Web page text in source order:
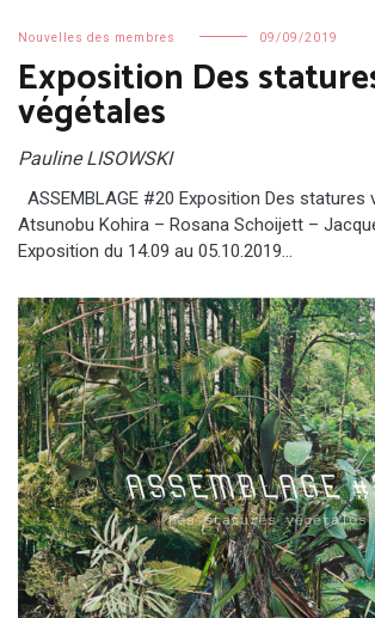
Nouvelles des membres 09/09/2019
Exposition Des
végétales
Pauline LISOWSKI
ASSEMBLAGE #20 Exposition Des statures
Atsunobu Kohira – Rosana Schoijett –
Exposition du 14.09 au 05.10.2019…